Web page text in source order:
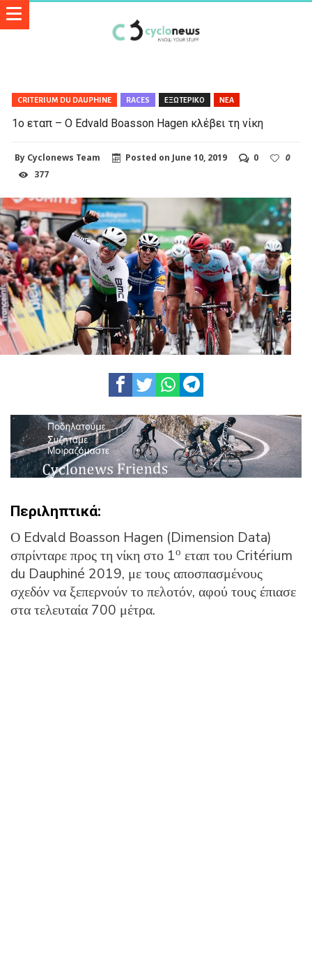
CRITERIUM DU DAUPHINE RACES ΕΞΩΤΕΡΙΚΟ ΝΕΑ
1ο εταπ – Ο Edvald Boasson Hagen κλέβει τη νίκη
By Cyclonews Team Posted on June 10, 2019 0
0
377
Περιληπτικά:
Ο Edvald Boasson Hagen (Dimension Data)
σπρίνταρε προς τη νίκη στο 1ο εταπ του Critérium
du Dauphiné 2019, με τους αποσπασμένους
σχεδόν να ξεπερνούν το πελοτόν, αφού τους έπιασε
στα τελευταία 700 μέτρα.